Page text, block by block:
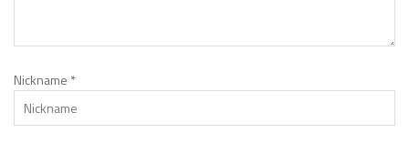
Nickname *